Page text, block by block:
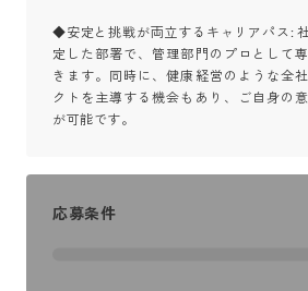
◆安定と挑戦が両立するキャリアパス:
定した部署で、管理部門のプロとして
きます。同時に、健康経営のような全
クトを主導する機会もあり、ご自身の
が可能です。
応募条件